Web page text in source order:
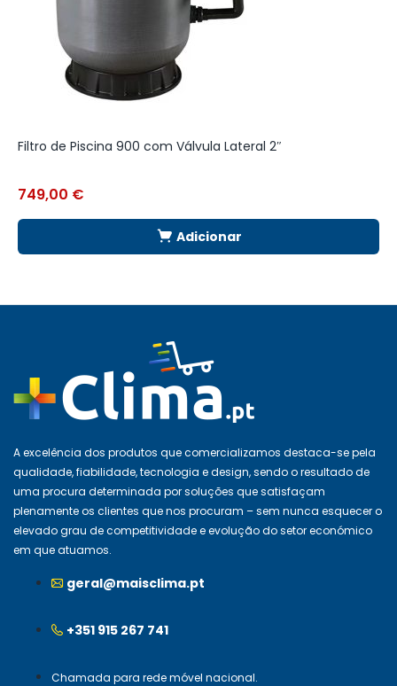
Filtro de Piscina 900 com Válvula Lateral 2″
749,00 €
Adicionar
A excelência dos produtos que comercializamos destaca-se pela
qualidade, fiabilidade, tecnologia e design, sendo o resultado de
uma procura determinada por soluções que satisfaçam
plenamente os clientes que nos procuram – sem nunca esquecer o
elevado grau de competitividade e evolução do setor económico
em que atuamos.
geral@maisclima.pt
+351 915 267 741
Chamada para rede móvel nacional.